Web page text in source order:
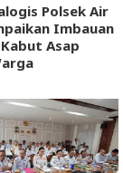
Polsek Air
Imbauan
Asap